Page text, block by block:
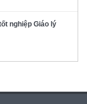
nghiệp Giáo lý